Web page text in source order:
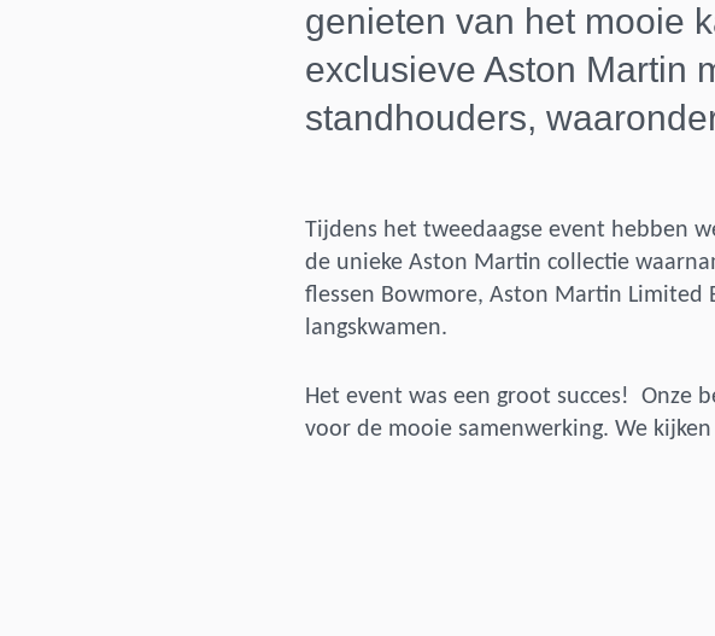
genieten van het mooie
exclusieve Aston Martin
standhouders,
Tijdens het tweedaagse event hebben
de unieke Aston Martin collectie
flessen Bowmore, Aston Martin
langskwamen.
Het event was een groot succes! Onze
voor de mooie samenwerking. We